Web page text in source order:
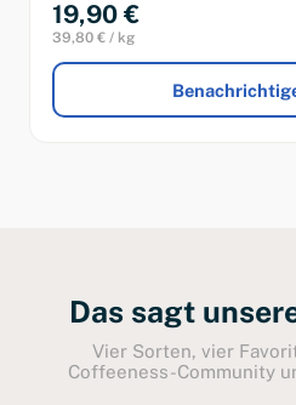
19,90 €
39,80 € / kg
Das sagt
Vier Sorten, vier
Coffeeness-Community